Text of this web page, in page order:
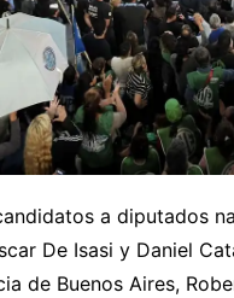
a diputados
De Isasi y Daniel
de Buenos Aires,